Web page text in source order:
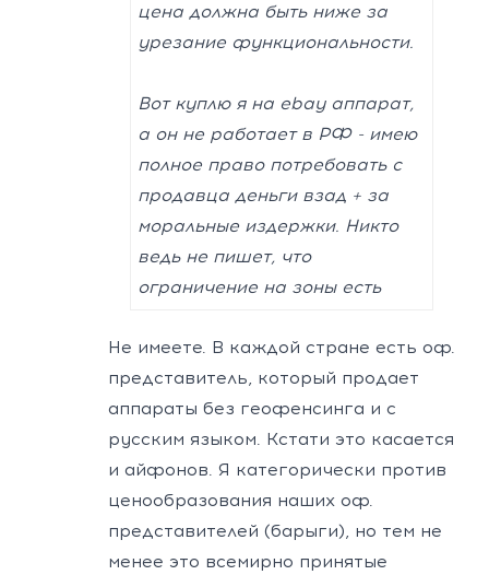
цена должна быть ниже за
урезание функциональности.
Вот куплю я на ebay аппарат,
а он не работает в РФ - имею
полное право потребовать с
продавца деньги взад + за
моральные издержки. Никто
ведь не пишет, что
ограничение на зоны есть
Не имеете. В каждой стране есть оф.
представитель, который продает
аппараты без геофенсинга и с
русским языком. Кстати это касается
и айфонов. Я категорически против
ценообразования наших оф.
представителей (барыги), но тем не
менее это всемирно принятые